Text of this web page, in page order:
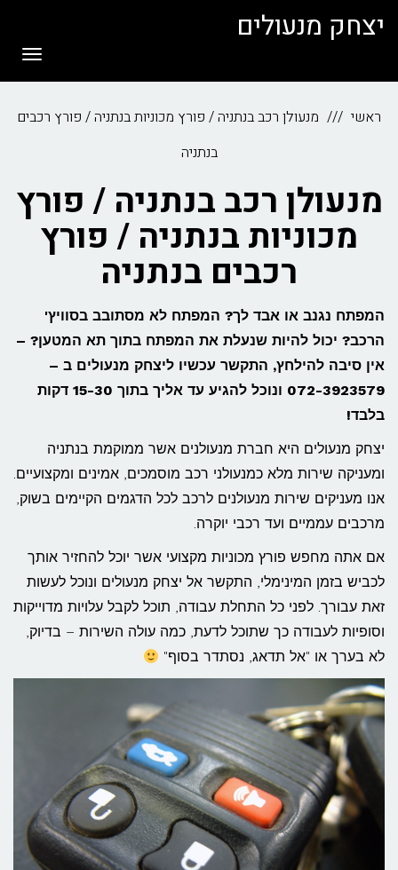
יצחק מנעולים
ראשי
מנעולן רכב בנתניה / פורץ מכוניות בנתניה / פורץ רכבים
בנתניה
מנעולן רכב בנתניה / פורץ
מכוניות בנתניה / פורץ
רכבים בנתניה
המפתח נגנב או אבד לך? המפתח לא מסתובב בסוויץ'
הרכב? יכול להיות שנעלת את המפתח בתוך תא המטען? –
אין סיבה להילחץ, התקשר עכשיו ליצחק מנעולים ב –
072-3923579 ונוכל להגיע עד אליך בתוך 15-30 דקות
בלבד!
יצחק מנעולים היא חברת מנעולנים אשר ממוקמת בנתניה
ומעניקה שירות מלא כמנעולני רכב מוסמכים, אמינים ומקצועיים.
אנו מעניקים שירות מנעולנים לרכב לכל הדגמים הקיימים בשוק,
מרכבים עממיים ועד רכבי יוקרה.
אם אתה מחפש פורץ מכוניות מקצועי אשר יוכל להחזיר אותך
לכביש בזמן המינימלי, התקשר אל יצחק מנעולים ונוכל לעשות
זאת עבורך. לפני כל התחלת עבודה, תוכל לקבל עלויות מדוייקות
וסופיות לעבודה כך שתוכל לדעת, כמה עולה השירות – בדיוק,
לא בערך או "אל תדאג, נסתדר בסוף"